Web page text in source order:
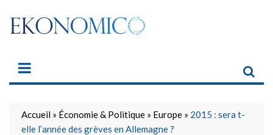
content
Accueil » Économie & Politique » Europe » 2015 : sera t-
elle l’année des grèves en Allemagne ?